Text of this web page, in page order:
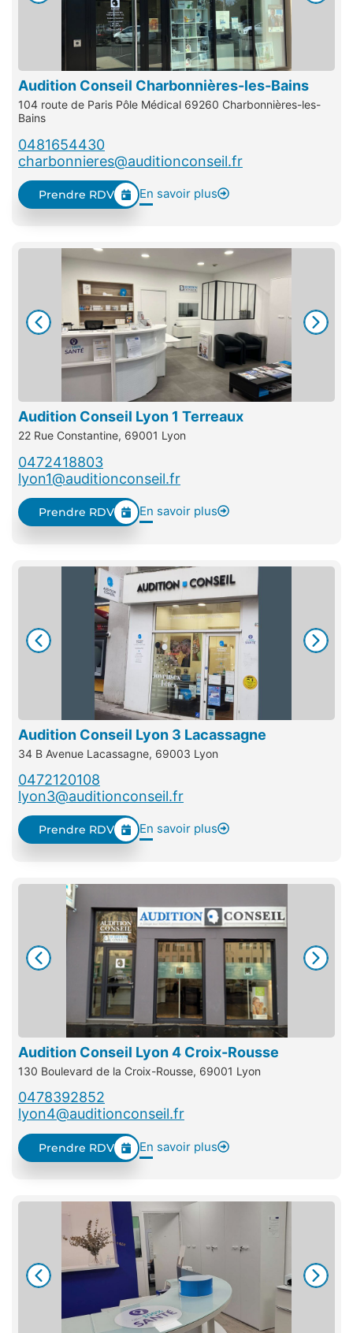
Audition Conseil Charbonnières-les-Bains
104 route de Paris Pôle Médical 69260 Charbonnières-les-
Bains
0481654430
charbonnieres@auditionconseil.fr
Prendre RDV En savoir plus
Audition Conseil Lyon 1 Terreaux
22 Rue Constantine, 69001 Lyon
0472418803
lyon1@auditionconseil.fr
Prendre RDV En savoir plus
Audition Conseil Lyon 3 Lacassagne
34 B Avenue Lacassagne, 69003 Lyon
0472120108
lyon3@auditionconseil.fr
Prendre RDV En savoir plus
Audition Conseil Lyon 4 Croix-Rousse
130 Boulevard de la Croix-Rousse, 69001 Lyon
0478392852
lyon4@auditionconseil.fr
Prendre RDV En savoir plus